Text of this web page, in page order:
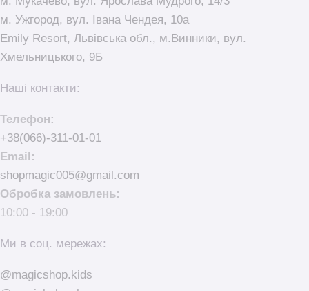
м. Ужгород, вул. Івана Чендея, 10а
Emily Resort, Львівська обл., м.Винники, вул.
Хмельницького, 9Б
Наші контакти:
Телефон:
+38(066)-311-01-01
Email:
shopmagic005@gmail.com
Обробка замовлень:
10:00 - 19:00
Ми в соц. мережах:
@magicshop.kids